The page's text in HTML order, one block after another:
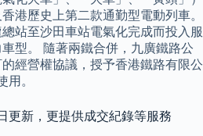
港歷史上第二款通勤型電動列車。
站至沙田車站電氣化完成而投入服
型。 隨著兩鐵合併，九廣鐵路公
經營權協議，授予香港鐵路有限公
用。
更新，更提供成交紀錄等服務